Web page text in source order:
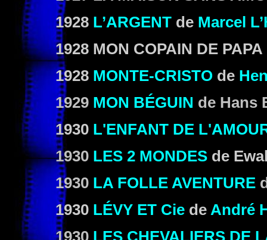
1928 L’ARGENT de Marcel
1928 MON COPAIN DE
1928 MONTE-CRISTO de
1929 MON BÉGUIN de Hans
1930 L'ENFANT DE
1930 LES 2 MONDES de
1930 LA FOLLE AVENTURE
1930 LÉVY ET Cie de André
1930 LES CHEVALIERS DE